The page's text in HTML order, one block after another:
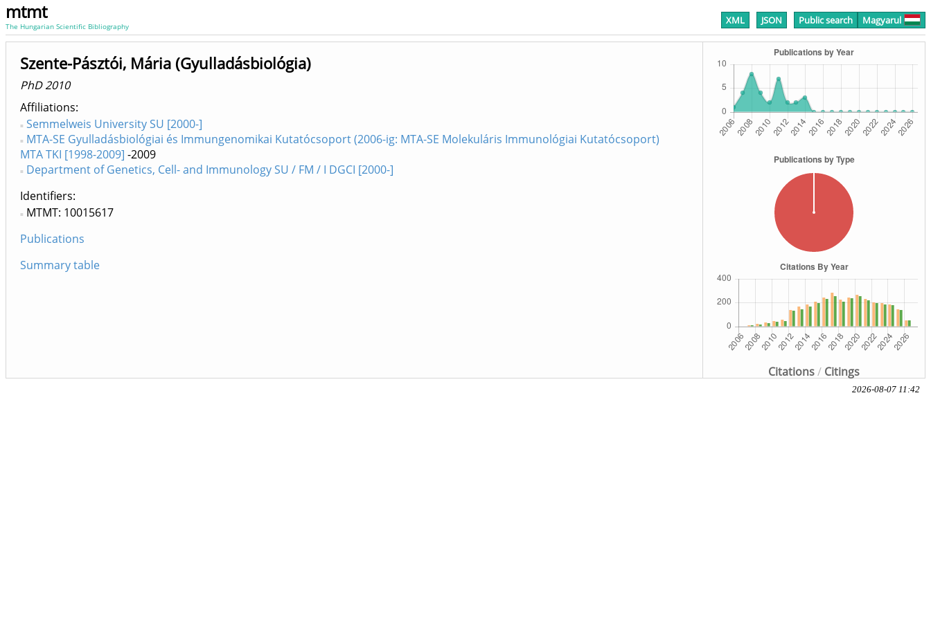
mtmt
The Hungarian Scientific Bibliography XML JSON Public search Magyarul
Citations/ Citings
Szente-Pásztói, Mária (Gyulladásbiológia)
PhD 2010
Affiliations
Semmelweis University SU [2000-]
MTA-SE Gyulladásbiológiai és Immungenomikai Kutatócsoport (2006-ig: MTA-SE Molekuláris Immunológiai Kutatócsoport)
MTA TKI [1998-2009] -2009
Department of Genetics, Cell- and Immunology SU / FM / I DGCI [2000-]
Identifiers
MTMT: 10015617
Publications
Summary table
2026-08-07 11:42